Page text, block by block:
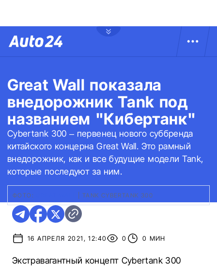
Great Wall показала
внедорожник Tank под
названием "Кибертанк"
Cybertank 300 – первенец нового суббренда
китайского концерна Great Wall. Это рамный
внедорожник, как и все будущие модели Tank,
которые последуют за ним.
ФОТО: TANK CYBERTANK 300
16 АПРЕЛЯ 2021, 12:40 0 0 МИН
Экстравагантный концепт Cybertank 300